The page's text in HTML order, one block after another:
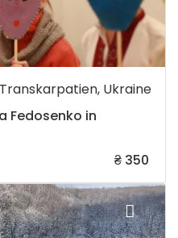
Ukraine
Fedosenko in
₴ 350